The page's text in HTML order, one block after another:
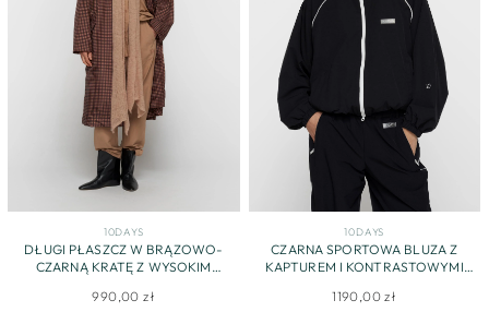
10DAYS
DŁUGI PŁASZCZ W BRĄZOWO-
CZARNĄ KRATĘ Z WYSOKIM
990,00 zł
10DAYS
CZARNA SPORTOWA BLUZA Z
KAPTUREM I KONTRASTOWYMI
1190,00 zł